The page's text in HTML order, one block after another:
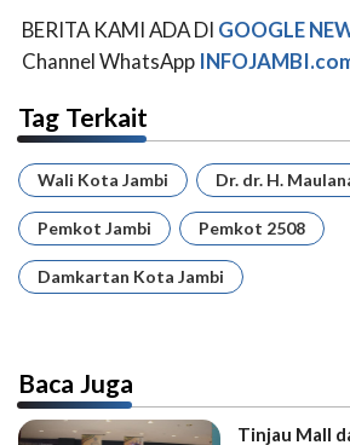
BERITA KAMI ADA DI GOOGLE
Channel WhatsApp
Tag Terkait
Wali Kota Jambi Dr. dr. H.
Pemkot Jambi Pemkot 2508
Damkartan Kota Jambi
Baca Juga
Tinjau Mall